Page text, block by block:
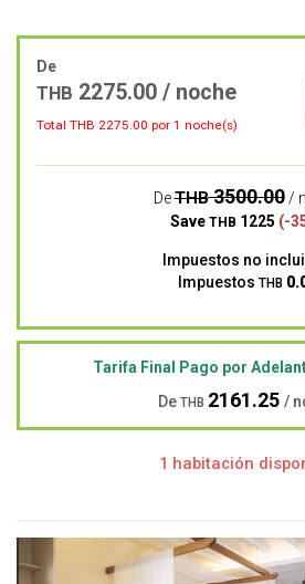
De
THB 2275.00 / noche
Total THB 2275.00 por 1 noche(s)
DeTHB3500.00/
Save THB 1225 (-
Impuestos no
Impuestos THB
Tarifa Final Pago por
De THB 2161.25 /
1 habitación
Previous